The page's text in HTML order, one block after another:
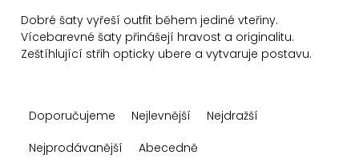
Dobré šaty vyřeší outfit během jediné vteřiny.
Vícebarevné šaty přinášejí hravost a originalitu.
Zeštíhlující střih opticky ubere a vytvaruje postavu.
aDoporučujeme Nejlevnější
Nejdražší
Nejprodávanější
Abecedně